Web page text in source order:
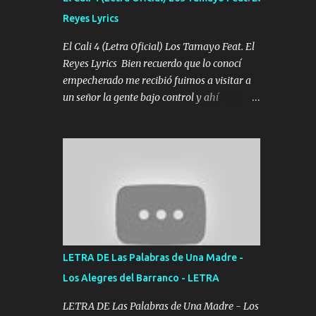
agarrar el vuelo y la mente y tranquilizando
Tomense un buen trago Y así es como
empezamos los versos que voy cantando
(Music) A vido alta y bajas La carreta se
atora Pero nunca le aflojamos Ya me han
pasado cosas Y aunque ustedes no sepan
es...
Reyes Lyrics
El Cali 4 (Letra Oficial) Los Tamayo Feat. El
Reyes Lyrics Bien recuerdo que lo conocí
empecherado me recibió fuimos a visitar a
un señor la gente bajo control y ahí
reglas no secuestr0 no r0bar De La C giró la
orden nos comanda el doble P bien firmes
con Alto PRIETO y la camisa es color Verde y
peleam0s la Bandera por todita a la ciudad
con los drones patrullando la Frontera De
blancas ya hace falta mi APA FLACO verde
se le extraña pa que sepan Aquí Pura GENTE
LETRA DE Las Palabras de Una Madre -
Los Alegres del Barranco - LETRA
LETRA DE Las Palabras de Una Madre - Los